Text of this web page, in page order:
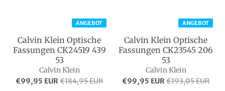
ANGEBOT
Calvin Klein Optische
Fassungen CK24519 439
53
Calvin Klein
€99,95 EUR €184,95 EUR
ANGEBOT
Calvin Klein Optische
Fassungen CK23545 206
53
Calvin Klein
€99,95 EUR €193,05 EUR